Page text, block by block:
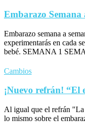
Embarazo Semana
Embarazo semana a
experimentarás en cada
bebé. SEMANA 1
Cambios
¡Nuevo refrán! “El
Al igual que el refrán "La
lo mismo sobre el